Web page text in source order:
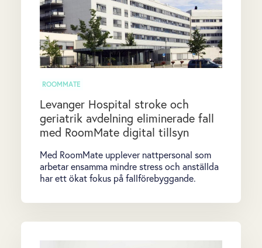
ROOMMATE
Levanger Hospital stroke och
geriatrik avdelning eliminerade fall
med RoomMate digital tillsyn
Med RoomMate upplever nattpersonal som
arbetar ensamma mindre stress och anställda
har ett ökat fokus på fallförebyggande.